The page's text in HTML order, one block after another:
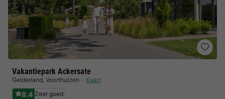
Vakantiepark Ackersate
Gelderland, Voorthuizen Kaart
8.4 Zeer goed